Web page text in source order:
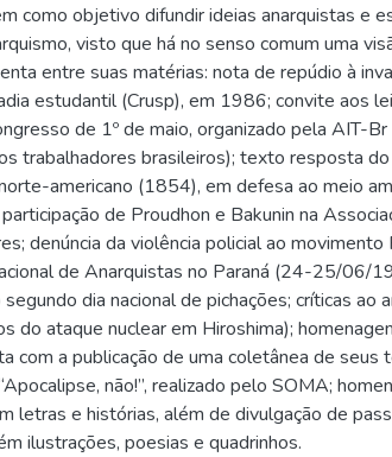
como objetivo difundir ideias anarquistas e
visto que há no senso comum uma
entre suas matérias: nota de repúdio à
estudantil (Crusp), em 1986; convite aos
de 1º de maio, organizado pela AIT-
trabalhadores brasileiros); texto resposta
americano (1854), em defesa ao meio
de Proudhon e Bakunin na
denúncia da violência policial ao movimento
de Anarquistas no Paraná (24-25/06/
dia nacional de pichações; críticas ao
do ataque nuclear em Hiroshima);
com a publicação de uma coletânea de seus
não!”, realizado pelo SOMA;
letras e histórias, além de divulgação de
ilustrações, poesias e quadrinhos.